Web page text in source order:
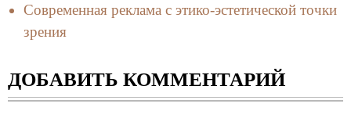
Современная реклама с этико-эстетической точки
зрения
ДОБАВИТЬ КОММЕНТАРИЙ